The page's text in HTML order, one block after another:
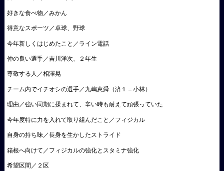
好きな食べ物／みかん
得意なスポーツ／卓球、野球
今年新しくはじめたこと／ライン電話
仲の良い選手／吉川洋次、２年生
尊敬する人／相澤晃
チーム内でイチオシの選手／九嶋恵舜（済１＝小林）
理由／強い同期に揉まれて、辛い時も耐えて頑張っていた
今年度特に力を入れて取り組んだこと／フィジカル
自身の持ち味／長身を生かしたストライド
箱根へ向けて／フィジカルの強化とスタミナ強化
希望区間／２区